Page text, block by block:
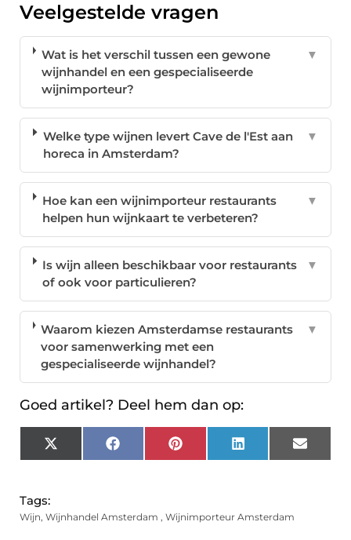
Veelgestelde vragen
Wat is het verschil tussen een gewone
wijnhandel en een gespecialiseerde
wijnimporteur?
▼
Welke type wijnen levert Cave de l'Est aan
horeca in Amsterdam?
▼
Hoe kan een wijnimporteur restaurants
helpen hun wijnkaart te verbeteren?
▼
Is wijn alleen beschikbaar voor restaurants
of ook voor particulieren?
▼
Waarom kiezen Amsterdamse restaurants
voor samenwerking met een
gespecialiseerde wijnhandel?
▼
Goed artikel? Deel hem dan op:
X
(Twitter)
FacebookPinterest LinkedIn Email
Tags:
Wijn, Wijnhandel Amsterdam , Wijnimporteur Amsterdam